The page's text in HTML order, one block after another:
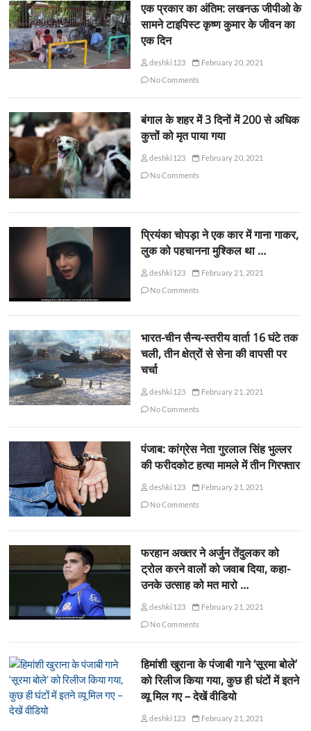
एक प्रकार का अंतिम: लखनऊ जीपीओ के
सामने टाइपिस्ट कृष्ण कुमार के जीवन का
एक दिन
deshki123
February 20, 2021
No Comments
बंगाल के शहर में 3 दिनों में 200 से अधिक
कुत्तों को मृत पाया गया
deshki123
February 20, 2021
No Comments
प्रियंका चोपड़ा ने एक कार में गाना गाकर,
लुक को पहचानना मुश्किल था …
deshki123
February 21, 2021
No Comments
भारत-चीन सैन्य-स्तरीय वार्ता 16 घंटे तक
चली, तीन क्षेत्रों से सेना की वापसी पर
चर्चा
deshki123
February 21, 2021
No Comments
पंजाब: कांग्रेस नेता गुरलाल सिंह भुल्लर
की फरीदकोट हत्या मामले में तीन गिरफ्तार
deshki123
February 21, 2021
No Comments
फरहान अख्तर ने अर्जुन तेंदुलकर को
ट्रोल करने वालों को जवाब दिया, कहा-
उनके उत्साह को मत मारो …
deshki123
February 21, 2021
No Comments
हिमांशी खुराना के पंजाबी गाने ‘सूरमा बोले’
को रिलीज किया गया, कुछ ही घंटों में इतने
व्यू मिल गए – देखें वीडियो
deshki123
February 21, 2021